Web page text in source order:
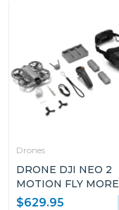
Drones
DRONE DJI NEO 2
MOTION FLY MORE
COMBO
$629.95